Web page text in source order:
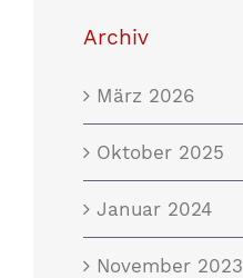
Archiv
März 2026
Oktober 2025
Januar 2024
November 2023